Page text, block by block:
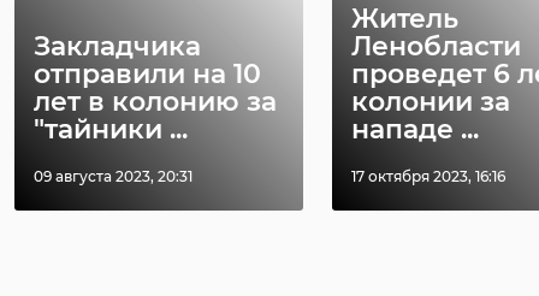
Закладчика
отправили на 10
лет в колонию за
"тайники ...
09 августа 2023, 20:31
Житель
Ленобласти
проведет 6
колонии за
нападе ...
17 октября 2023, 16:16